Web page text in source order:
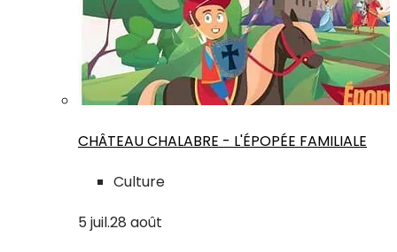
CHÂTEAU CHALABRE - L'ÉPOPÉE FAMILIALE
Culture
5 juil.28 août